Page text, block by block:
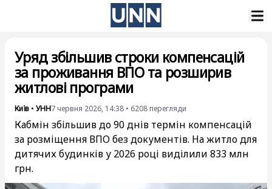
Уряд збільшив строки компенсацій
за проживання ВПО та розширив
житлові програми
Київ • УНН7 червня 2026, 14:38 • 6208 перегляди
Кабмін збільшив до 90 днів термін компенсацій
за розміщення ВПО без документів. На житло для
дитячих будинків у 2026 році виділили 833 млн
грн.